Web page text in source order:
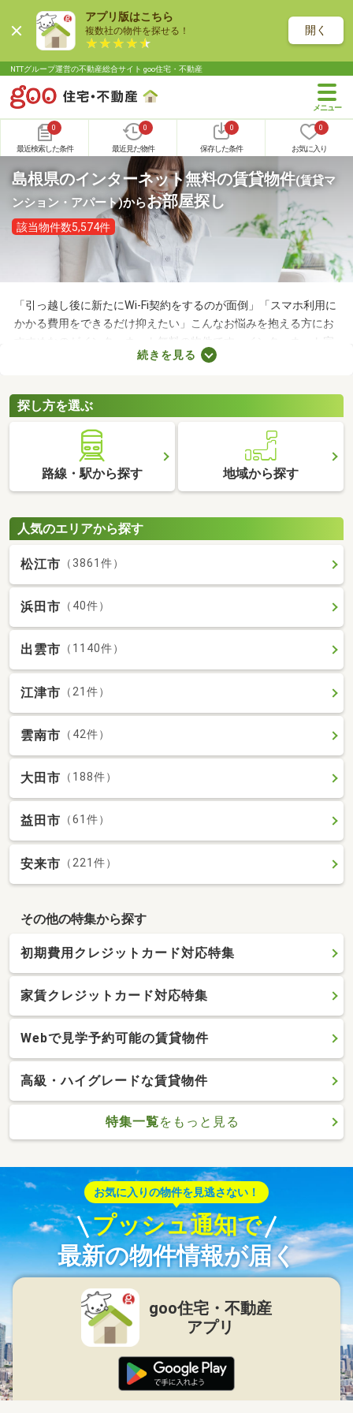
アプリ版はこちら
複数社の物件を探せる！ 開く
NTTグループ運営の不動産総合サイト goo住宅・不動産
0
最近検索した条件
0
最近見た物件
0
保存した条件
0
お気に入り
島根県のインターネット無料の賃貸物件(賃貸マ
ンション・アパート)からお部屋探し
該当物件数5,574件
「引っ越し後に新たにWi-Fi契約をするのが面倒」「スマホ利用に
かかる費用をできるだけ抑えたい」こんなお悩みを抱える方にお
すすめなのがインターネット無料の物件です。インターネット完
備の物件なら、新たに回線を契約する必要はありません。通信費
チェックしてみてくださいね。
続きを見る
探し方を選ぶ
路線・駅から探す 地域から探す
人気のエリアから探す
松江市 （3861件）
浜田市 （40件）
出雲市 （1140件）
江津市 （21件）
雲南市 （42件）
大田市 （188件）
益田市 （61件）
安来市 （221件）
その他の特集から探す
初期費用クレジットカード対応特集
家賃クレジットカード対応特集
Webで見学予約可能の賃貸物件
高級・ハイグレードな賃貸物件
特集一覧をもっと見る
お気に入りの物件を見逃さない！
プッシュ通知で
最新の物件情報が届く
goo住宅・不動産
アプリ